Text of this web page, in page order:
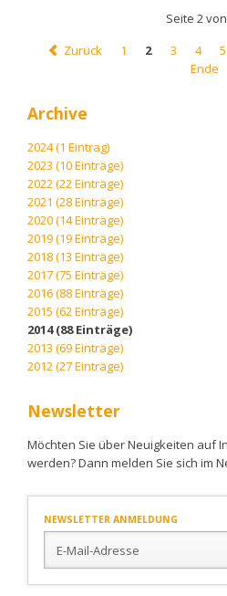
ISIS?
Seite 2
Zurück
1 2 3 4 5
Ende
Archive
2024 (1 Eintrag)
2023 (10 Einträge)
2022 (22 Einträge)
2021 (28 Einträge)
2020 (14 Einträge)
2019 (19 Einträge)
2018 (13 Einträge)
2017 (75 Einträge)
2016 (88 Einträge)
2015 (62 Einträge)
2014 (88 Einträge)
2013 (69 Einträge)
2012 (27 Einträge)
Newsletter
Möchten Sie über Neuigkeiten auf
werden? Dann melden Sie sich im
NEWSLETTER ANMELDUNG
Mail-